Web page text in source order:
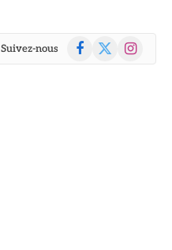
Suivez-nous Facebook
X
Instagram